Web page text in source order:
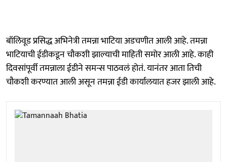
बॉलिवूड प्रसिद्ध अभिनेत्री तमन्ना भाटिया अडचणीत आली आहे. तमन्ना
भाटियाची ईडीकडून चौकशी झाल्याची माहिती समोर आली आहे. काही
दिवसांपूर्वी तमन्नाला ईडीने समन्स पाठवलं होतं. यानंतर आता तिची
चौकशी करण्यात आली असून तमन्ना ईडी कार्यालयात हजर झाली आहे.